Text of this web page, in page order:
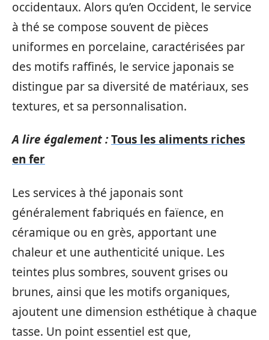
occidentaux. Alors qu’en Occident, le service
à thé se compose souvent de pièces
uniformes en porcelaine, caractérisées par
des motifs raffinés, le service japonais se
distingue par sa diversité de matériaux, ses
textures, et sa personnalisation.
A lire également :Tous les aliments riches
en fer
Les services à thé japonais sont
généralement fabriqués en faïence, en
céramique ou en grès, apportant une
chaleur et une authenticité unique. Les
teintes plus sombres, souvent grises ou
brunes, ainsi que les motifs organiques,
ajoutent une dimension esthétique à chaque
tasse. Un point essentiel est que,